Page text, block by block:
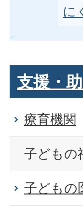
に
支援・
療育機関
子どもの
子どもの